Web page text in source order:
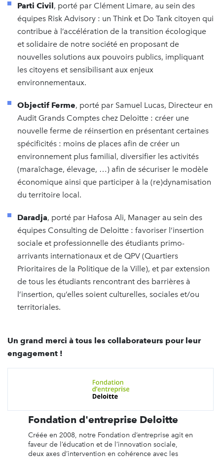
Parti Civil, porté par Clément Limare, au sein des
équipes Risk Advisory : un Think et Do Tank citoyen qui
contribue à l’accélération de la transition écologique
et solidaire de notre société en proposant de
nouvelles solutions aux pouvoirs publics, impliquant
les citoyens et sensibilisant aux enjeux
environnementaux.
Objectif Ferme, porté par Samuel Lucas, Directeur en
Audit Grands Comptes chez Deloitte : créer une
nouvelle ferme de réinsertion en présentant certaines
spécificités :​ moins de places afin de créer un
environnement plus familial​, diversifier les activités
(maraîchage, élevage, …) afin de sécuriser le modèle
économique ainsi que participer à la (re)dynamisation
du territoire local.
Daradja, porté par Hafosa Ali, Manager au sein des
équipes Consulting de Deloitte : favoriser l’insertion
sociale et professionnelle des étudiants primo-
arrivants internationaux et de QPV (Quartiers
Prioritaires de la Politique de la Ville), et par extension
de tous les étudiants rencontrant des barrières à
l’insertion, qu’elles soient culturelles, sociales et/ou
territoriales.
Un grand merci à tous les collaborateurs pour leur
engagement !
Fondation d'entreprise Deloitte
Créée en 2008, notre Fondation d’entreprise agit en
faveur de l’éducation et de l’innovation sociale,
deux axes d’intervention en cohérence avec les